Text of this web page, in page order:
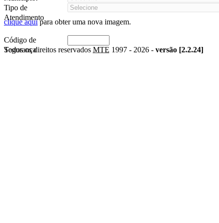
Tipo de
Atendimento
clique aquipara obter uma nova imagem.
Código de
Segurança
Todos os direitos reservados MTE 1997 - 2026 - versão [2.2.24]